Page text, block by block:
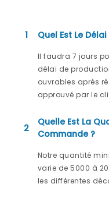
1 Quel Est Le
Il faudra 7 jours
délai de
ouvrables après
approuvé par le
2
Quelle Est La
Commande ?
Notre quantité
varie de 5000 à
les différentes